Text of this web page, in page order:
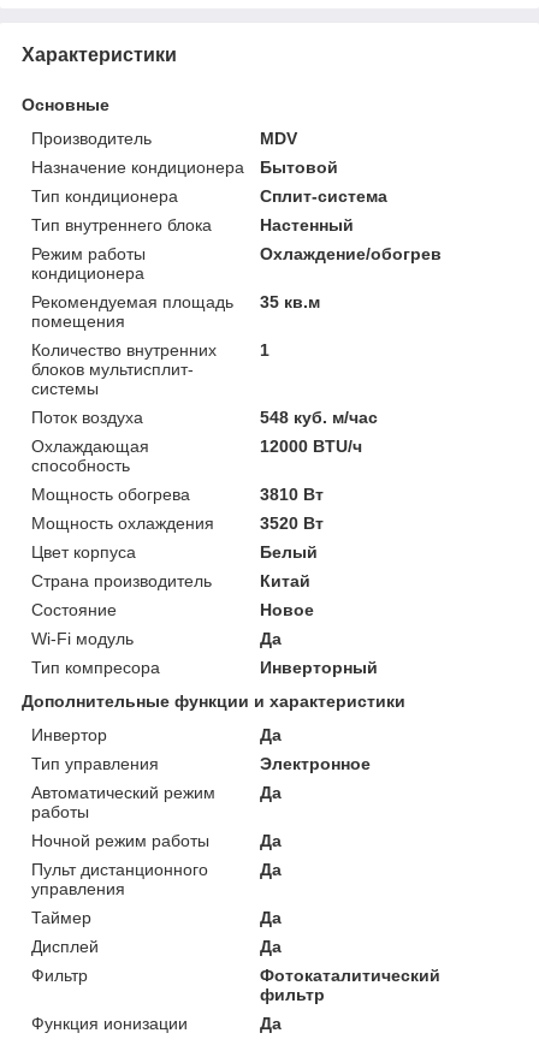
Характеристики
Основные
Производитель
MDV
Назначение кондиционера
Бытовой
Тип кондиционера
Сплит-система
Тип внутреннего блока
Настенный
Режим работы
кондиционера
Охлаждение/обогрев
Рекомендуемая площадь
помещения
35 кв.м
Количество внутренних
блоков мультисплит-
системы
1
Поток воздуха
548 куб. м/час
Охлаждающая
способность
12000 BTU/ч
Мощность обогрева
3810 Вт
Мощность охлаждения
3520 Вт
Цвет корпуса
Белый
Страна производитель
Китай
Состояние
Новое
Wi-Fi модуль
Да
Тип компресора
Инверторный
Дополнительные функции и характеристики
Инвертор
Да
Тип управления
Электронное
Автоматический режим
работы
Да
Ночной режим работы
Да
Пульт дистанционного
управления
Да
Таймер
Да
Дисплей
Да
Фильтр
Фотокаталитический
фильтр
Функция ионизации
Да